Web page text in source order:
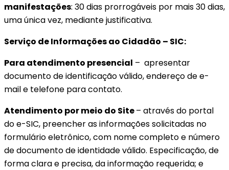
manifestações: 30 dias prorrogáveis por mais 30 dias,
uma única vez, mediante justificativa.
Serviço de Informações ao Cidadão – SIC:
Para atendimento presencial – apresentar
documento de identificação válido, endereço de e-
mail e telefone para contato.
Atendimento por meio do Site– através do portal
do e-SIC, preencher as informações solicitadas no
formulário eletrônico, com nome completo e número
de documento de identidade válido. Especificação, de
forma clara e precisa, da informação requerida; e